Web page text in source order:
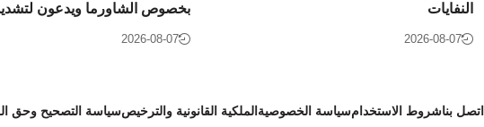
النفايات
2026-08-07
بخصوص الشاورما ويدعون لتشديد
2026-08-07
اتصل بناشروط الاستخدامسياسة الخصوصية الملكية القانونية والترخيصسياسة التصحيح وحق